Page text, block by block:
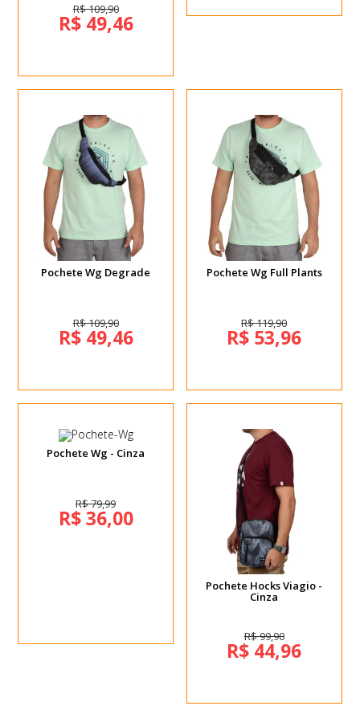
R$ 109,90
R$ 49,46
Pochete Wg Degrade
R$ 109,90
R$ 49,46
Pochete Wg Full Plants
R$ 119,90
R$ 53,96
Pochete Wg - Cinza
R$ 79,99
R$ 36,00
Pochete Hocks Viagio -
Cinza
R$ 99,90
R$ 44,96